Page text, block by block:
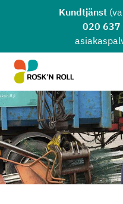
Hoppa till huvudinnehållet
Kundtjänst
020 637